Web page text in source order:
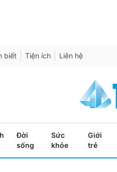
biết Tiện ích Liên hệ
Đời
sống
Sức
khỏe
Giới
trẻ